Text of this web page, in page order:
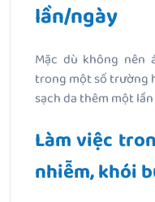
lần/ngày
Mặc dù không nên
trong một số trường
sạch da thêm một
Làm việc
nhiễm, khói